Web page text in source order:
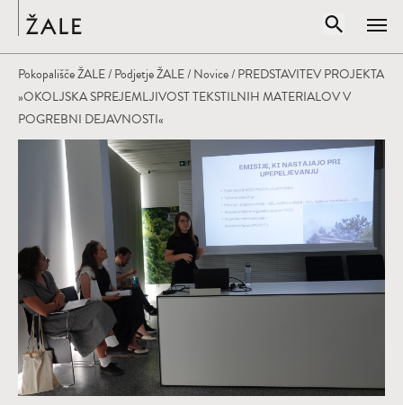
Odpri
Vpišite iskalni niz
Pokopališče ŽALE/Podjetje ŽALE/Novice/ PREDSTAVITEV PROJEKTA
»OKOLJSKA SPREJEMLJIVOST TEKSTILNIH MATERIALOV V
POGREBNI DEJAVNOSTI«